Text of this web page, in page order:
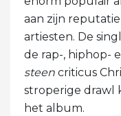
aan zijn
artiesten. De
de rap-, hiphop-
steen criticus
stroperige drawl
het album.